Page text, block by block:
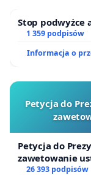
Stop podwyżce
1 359 podpisów
Informacja o
Petycja do
Petycja do
zawetowanie
26 393 podpisów